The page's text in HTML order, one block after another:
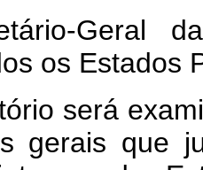
Geral
os Estados
será
gerais que